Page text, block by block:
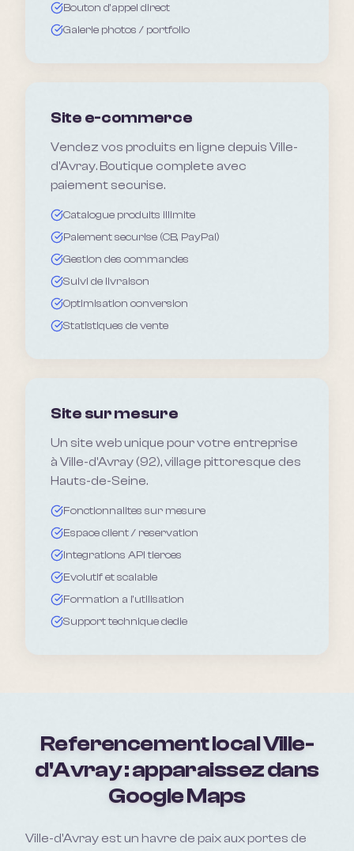
Bouton d'appel direct
Galerie photos / portfolio
Site e-commerce
Vendez vos produits en ligne depuis Ville-
d'Avray. Boutique complete avec
paiement securise.
Catalogue produits illimite
Paiement securise (CB, PayPal)
Gestion des commandes
Suivi de livraison
Optimisation conversion
Statistiques de vente
Site sur mesure
Un site web unique pour votre entreprise
à Ville-d'Avray (92), village pittoresque des
Hauts-de-Seine.
Fonctionnalites sur mesure
Espace client / reservation
Integrations API tierces
Evolutif et scalable
Formation a l'utilisation
Support technique dedie
Referencement localVille-
d'Avray: apparaissez dans
Google Maps
Ville-d'Avray est un havre de paix aux portes de